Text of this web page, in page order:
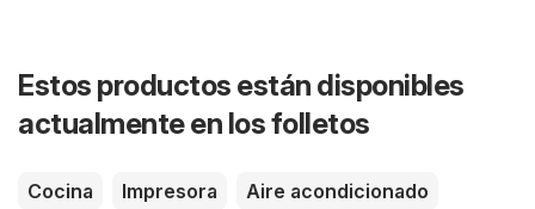
Estos productos están disponibles
actualmente en los folletos
Cocina Impresora Aire acondicionado